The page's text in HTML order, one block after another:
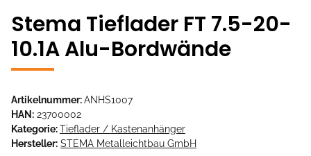
Stema Tieflader FT 7.5-20-
10.1A Alu-Bordwände
Artikelnummer:ANHS1007
HAN: 23700002
Kategorie:Tieflader / Kastenanhänger
Hersteller: STEMA Metalleichtbau GmbH